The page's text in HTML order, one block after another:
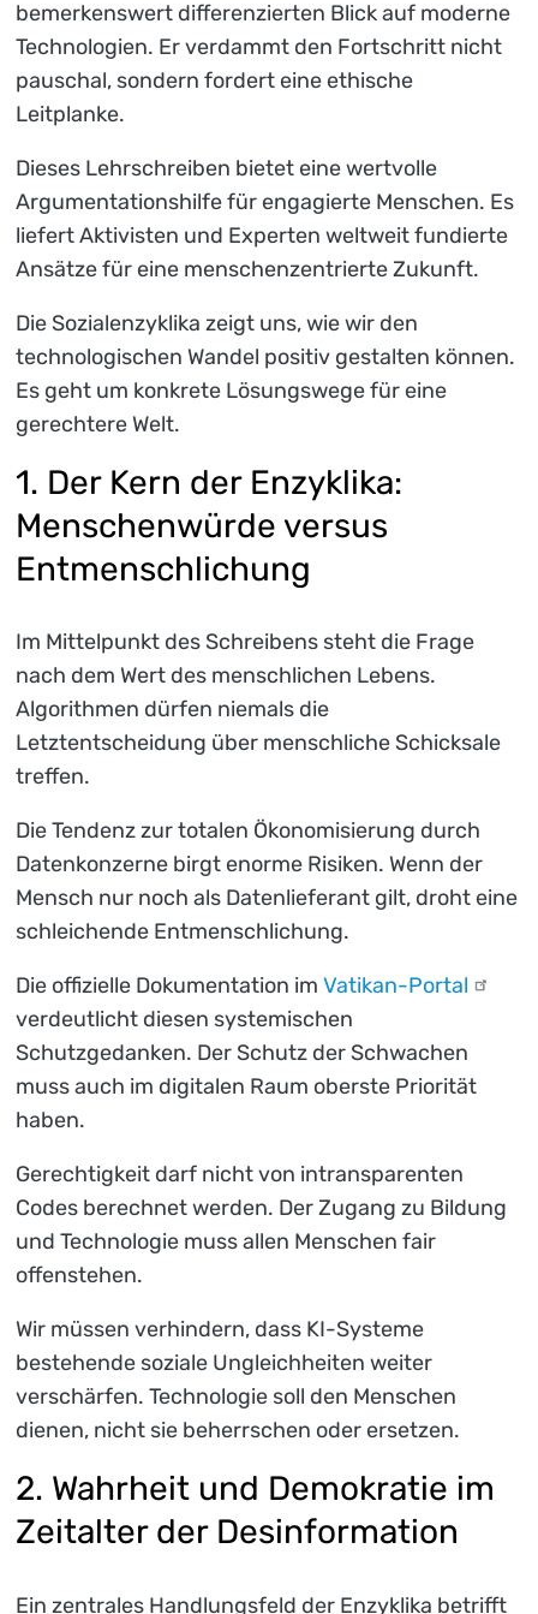
bemerkenswert differenzierten Blick auf moderne
Technologien. Er verdammt den Fortschritt nicht
pauschal, sondern fordert eine ethische
Leitplanke.
Dieses Lehrschreiben bietet eine wertvolle
Argumentationshilfe für engagierte Menschen. Es
liefert Aktivisten und Experten weltweit fundierte
Ansätze für eine menschenzentrierte Zukunft.
Die Sozialenzyklika zeigt uns, wie wir den
technologischen Wandel positiv gestalten können.
Es geht um konkrete Lösungswege für eine
gerechtere Welt.
1. Der Kern der Enzyklika:
Menschenwürde versus
Entmenschlichung
Im Mittelpunkt des Schreibens steht die Frage
nach dem Wert des menschlichen Lebens.
Algorithmen dürfen niemals die
Letztentscheidung über menschliche Schicksale
treffen.
Die Tendenz zur totalen Ökonomisierung durch
Datenkonzerne birgt enorme Risiken. Wenn der
Mensch nur noch als Datenlieferant gilt, droht eine
schleichende Entmenschlichung.
Die offizielle Dokumentation im Vatikan-Portal
verdeutlicht diesen systemischen
Schutzgedanken. Der Schutz der Schwachen
muss auch im digitalen Raum oberste Priorität
haben.
Gerechtigkeit darf nicht von intransparenten
Codes berechnet werden. Der Zugang zu Bildung
und Technologie muss allen Menschen fair
offenstehen.
Wir müssen verhindern, dass KI-Systeme
bestehende soziale Ungleichheiten weiter
verschärfen. Technologie soll den Menschen
dienen, nicht sie beherrschen oder ersetzen.
2. Wahrheit und Demokratie im
Zeitalter der Desinformation
Ein zentrales Handlungsfeld der Enzyklika betrifft